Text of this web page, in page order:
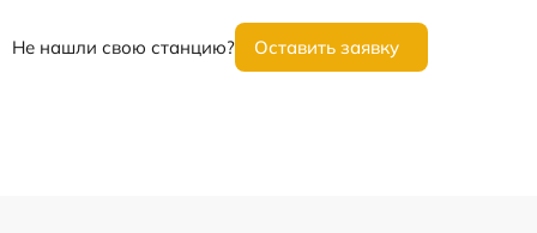
Не нашли свою станцию? Оставить заявку